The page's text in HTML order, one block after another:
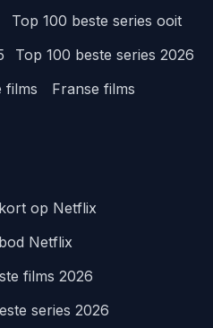
Top 100 beste series ooit
Top 100 beste series 2026
films
Franse films
op Netflix
Netflix
films 2026
series 2026